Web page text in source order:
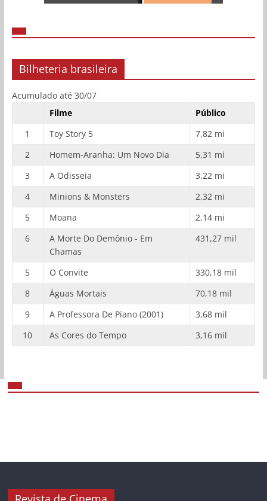
Bilheteria brasileira
Acumulado até 30/07
Filme
Público
1
Toy Story 5
7,82 mi
2
Homem-Aranha: Um Novo Dia
5,31 mi
3
A Odisseia
3,22 mi
4
Minions & Monsters
2,32 mi
5
Moana
2,14 mi
6
A Morte Do Demônio - Em
Chamas
431,27 mil
5 O Convite
330,18 mil
8
Águas Mortais
70,18 mil
9
A Professora De Piano (2001)
3,68 mil
10
As Cores do Tempo 3,16 mil